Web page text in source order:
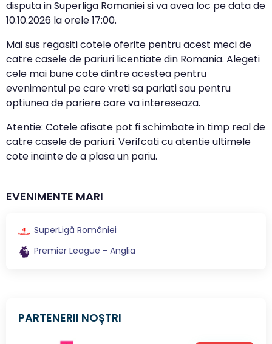
disputa in Superliga Romaniei si va avea loc pe data de
10.10.2026 la orele17:00.
Mai sus regasiti cotele oferite pentru acest meci de
catre casele de pariuri licentiate din Romania. Alegeti
cele mai bune cote dintre acestea pentru
evenimentul pe care vreti sa pariati sau pentru
optiunea de pariere care va intereseaza.
Atentie: Cotele afisate pot fi schimbate in timp real de
catre casele de pariuri. Verifcati cu atentie ultimele
cote inainte de a plasa un pariu.
EVENIMENTE MARI
SuperLigă României
Premier League - Anglia
PARTENERII NOȘTRI